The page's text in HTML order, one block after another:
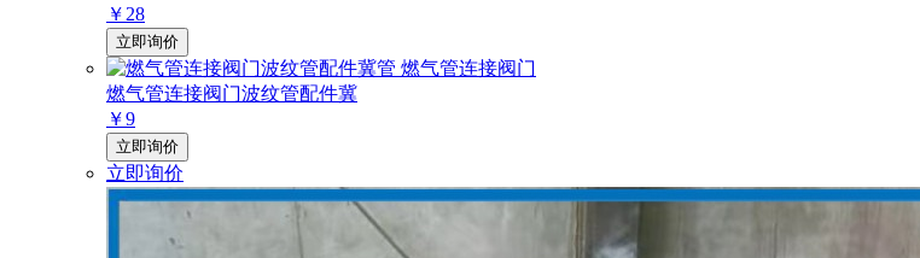
￥28
立即询价
燃气管连接阀门波纹管配件冀
￥9
立即询价
立即询价